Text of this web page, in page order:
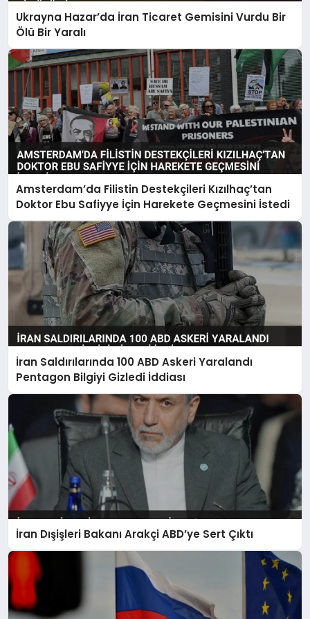
Ukrayna Hazar’da İran Ticaret Gemisini Vurdu Bir
Ölü Bir Yaralı
Amsterdam’da Filistin Destekçileri Kızılhaç’tan
Doktor Ebu Safiyye İçin Harekete Geçmesini İstedi
İran Saldırılarında 100 ABD Askeri Yaralandı
Pentagon Bilgiyi Gizledi İddiası
İran Dışişleri Bakanı Arakçi ABD’ye Sert Çıktı